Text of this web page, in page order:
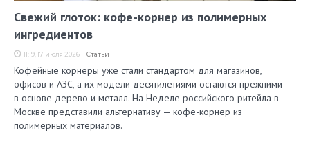
Свежий глоток: кофе-корнер из полимерных
ингредиентов
11:19, 17 июля 2026 Статьи
Кофейные корнеры уже стали стандартом для магазинов,
офисов и АЗС, а их модели десятилетиями остаются прежними —
в основе дерево и металл. На Неделе российского ритейла в
Москве представили альтернативу — кофе-корнер из
полимерных материалов.